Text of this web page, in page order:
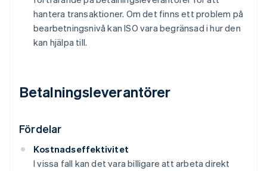
hantera transaktioner. Om det finns ett problem på
bearbetningsnivå kan ISO vara begränsad i hur den
kan hjälpa till.
Betalningsleverantörer
Fördelar
Kostnadseffektivitet
I vissa fall kan det vara billigare att arbeta direkt